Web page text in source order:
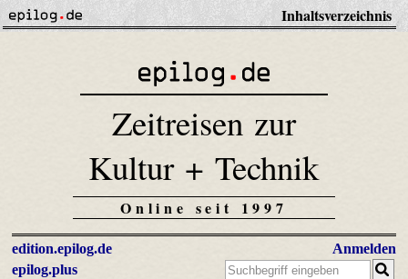
Inhaltsverzeichnis
Zeitreisen zur
Kultur + Technik
Online seit 1997
edition.epilog.de
epilog.plus
Anmelden